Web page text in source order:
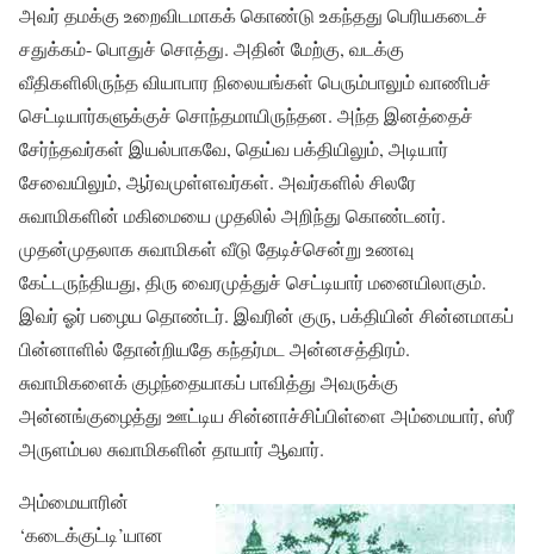
அவர் தமக்கு உறைவிடமாகக் கொண்டு உகந்தது பெரியகடைச்
சதுக்கம்- பொதுச் சொத்து. அதின் மேற்கு, வடக்கு
வீதிகளிலிருந்த வியாபார நிலையங்கள் பெரும்பாலும் வாணிபச்
செட்டியார்களுக்குச் சொந்தமாயிருந்தன. அந்த இனத்தைச்
சேர்ந்தவர்கள் இயல்பாகவே, தெய்வ பக்தியிலும், அடியார்
சேவையிலும், ஆர்வமுள்ளவர்கள். அவர்களில் சிலரே
சுவாமிகளின் மகிமையை முதலில் அறிந்து கொண்டனர்.
முதன்முதலாக சுவாமிகள் வீடு தேடிச்சென்று உணவு
கேட்டருந்தியது, திரு வைரமுத்துச் செட்டியார் மனையிலாகும்.
இவர் ஓர் பழைய தொண்டர். இவரின் குரு, பக்தியின் சின்னமாகப்
பின்னாளில் தோன்றியதே கந்தர்மட அன்னசத்திரம்.
சுவாமிகளைக் குழந்தையாகப் பாவித்து அவருக்கு
அன்னங்குழைத்து ஊட்டிய சின்னாச்சிப்பிள்ளை அம்மையார், ஸ்ரீ
அருளம்பல சுவாமிகளின் தாயார் ஆவார்.
அம்மையாரின்
‘கடைக்குட்டி’யான